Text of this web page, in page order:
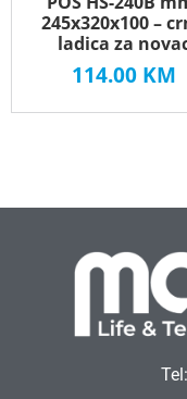
245x320x100 –
ladica za
114.00 KM